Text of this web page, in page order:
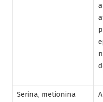
Serina, metionina